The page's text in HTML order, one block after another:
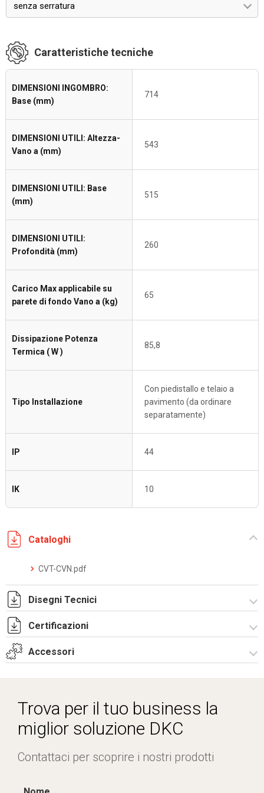
senza serratura
Caratteristiche tecniche
DIMENSIONI INGOMBRO:
Base (mm)
714
DIMENSIONI UTILI: Altezza-
Vano a (mm)
543
DIMENSIONI UTILI: Base
(mm)
515
DIMENSIONI UTILI:
Profondità (mm)
260
Carico Max applicabile su
parete di fondo Vano a (kg)
65
Dissipazione Potenza
Termica ( W )
85,8
Tipo Installazione
Con piedistallo e telaio a
pavimento (da ordinare
separatamente)
IP 44
IK 10
Cataloghi
CVT-CVN.pdf
Disegni Tecnici
I5179B09_ST.pdf
I5179B09.dwg
Certificazioni
Dich. CE serie CV BV.pdf
Accessori
Trova per il tuo business la
miglior soluzione DKC
Contattaci per scoprire i nostri prodotti